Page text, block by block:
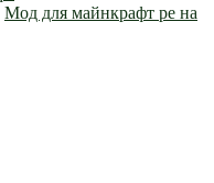
Мод для майнкрафт pe на